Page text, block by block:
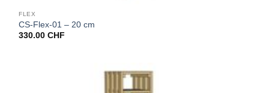
FLEX
CS-Flex-01 – 20 cm
330.00CHF